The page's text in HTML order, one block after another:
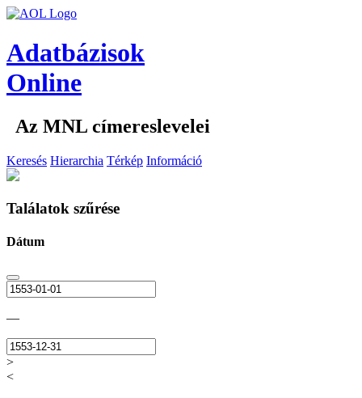
Adatbázisok
Online
Az MNL címereslevelei
Keresés Hierarchia Térkép Információ
Találatok szűrése
Dátum
—
>
<